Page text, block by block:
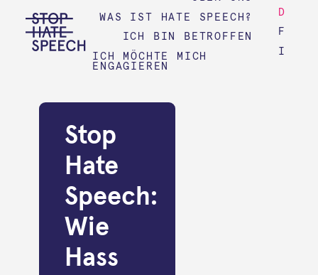
WAS IST HATE SPEECH?
ICH BIN BETROFFEN
ICH MÖCHTE MICH
ENGAGIEREN
D
F
I
Stop
Hate
Speech:
Wie
Hass